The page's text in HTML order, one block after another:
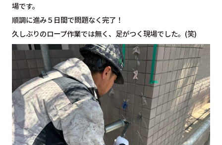
場です。
順調に進み５日間で問題なく完了！
久しぶりのロープ作業では無く、足がつく現場でした。(笑)